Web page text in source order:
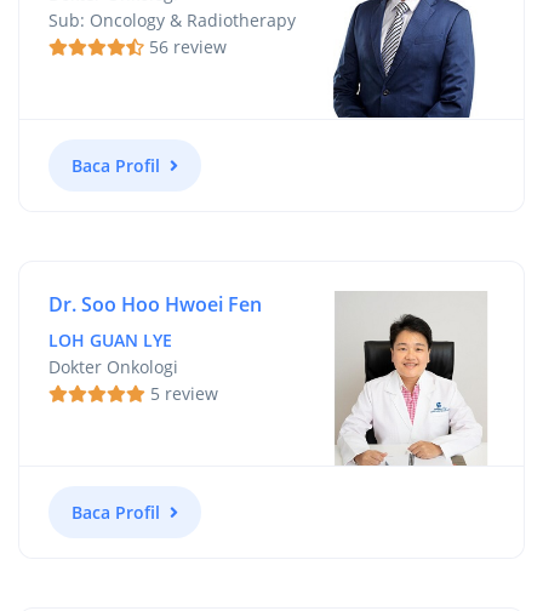
Sub: Oncology & Radiotherapy
56 review
Baca Profil
Dr. Soo Hoo Hwoei Fen
LOH GUAN LYE
Dokter Onkologi
5 review
Baca Profil